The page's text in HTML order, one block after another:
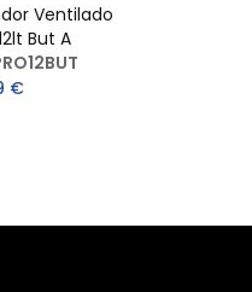
Ventilado
But A
€